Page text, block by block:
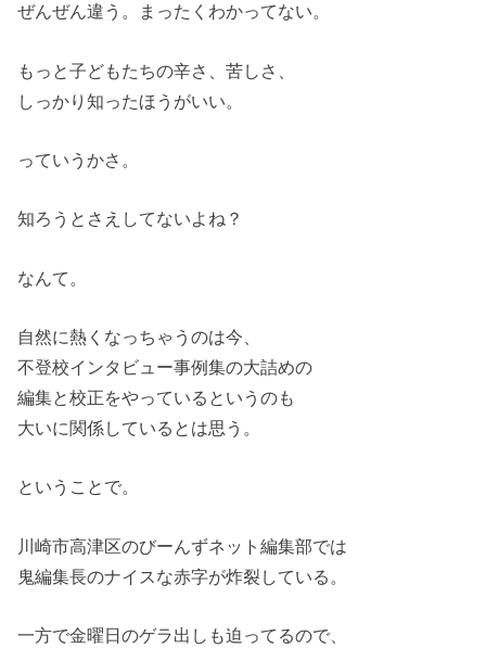
ぜんぜん違う。まったくわかってない。
もっと子どもたちの辛さ、苦しさ、
しっかり知ったほうがいい。
っていうかさ。
知ろうとさえしてないよね？
なんて。
自然に熱くなっちゃうのは今、
不登校インタビュー事例集の大詰めの
編集と校正をやっているというのも
大いに関係しているとは思う。
ということで。
川崎市高津区のびーんずネット編集部では
鬼編集長のナイスな赤字が炸裂している。
一方で金曜日のゲラ出しも迫ってるので、